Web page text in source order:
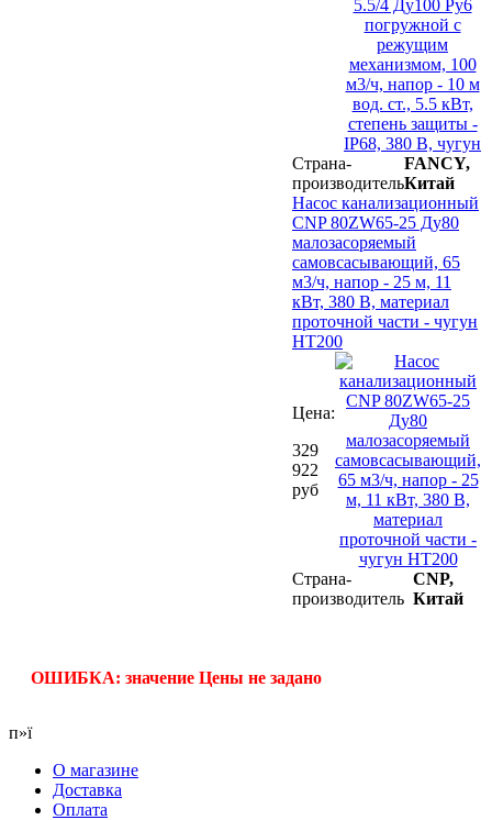
Страна-
производитель
FANCY,
Китай
Насос канализационный
CNP 80ZW65-25 Ду80
малозасоряемый
самовсасывающий, 65
м3/ч, напор - 25 м, 11
кВт, 380 В, материал
проточной части - чугун
HT200
Цена:
329
922
руб
Страна-
производитель
CNP,
Китай
ОШИБКА: значение Цены не задано
п»ї
О магазине
Доставка
Оплата